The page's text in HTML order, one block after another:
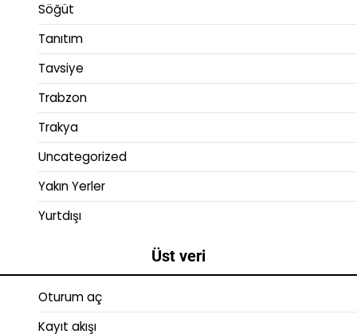
Söğüt
Tanıtım
Tavsiye
Trabzon
Trakya
Uncategorized
Yakın Yerler
Yurtdışı
Üst veri
Oturum aç
Kayıt akışı